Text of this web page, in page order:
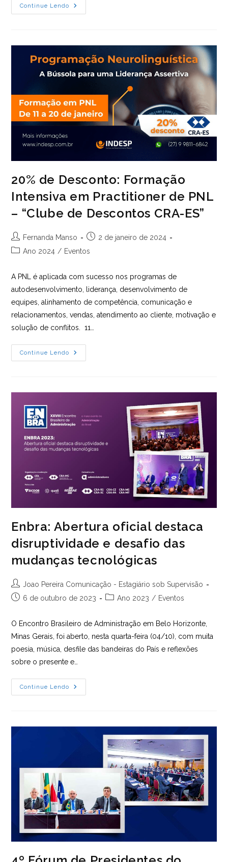
Continue Lendo
Adm
Talks
Como
Atingir
Seus
Objetivos
Mais
Qualidade
De
Vida
20% de Desconto: Formação
Intensiva em Practitioner de PNL
– “Clube de Descontos CRA-ES”
Autor
do
Fernanda Manso
Post2 de janeiro de 2024
Categoria
Ano 2024 / Eventos
A PNL é aplicada com sucesso nos programas de
autodesenvolvimento, liderança, desenvolvimento de
equipes, alinhamento de competência, comunicação e
relacionamentos, vendas, atendimento ao cliente, motivação e
solução de conflitos. 11…
Continue Lendo
20%
De
–
“Clube
CRA-
ES”
Enbra: Abertura oficial destaca
disruptividade e desafio das
mudanças tecnológicas
Autor
do
Joao Pereira Comunicação - Estagiário sob Supervisão
Post6 de outubro de 2023
Categoria
Ano 2023 / Eventos
O Encontro Brasileiro de Administração em Belo Horizonte,
Minas Gerais, foi aberto, nesta quarta-feira (04/10), com muita
poesia, música, desfile das bandeiras do País e reflexões
sobre o presente e…
Continue Lendo
Enbra:
Abertura
Tecnológicas